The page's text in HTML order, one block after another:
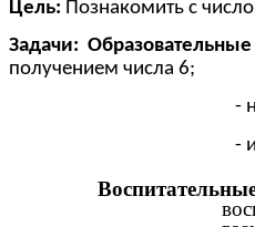
Цель: Познакомить с
Задачи: Образовательные
получением числа 6;
- научить
- изучить